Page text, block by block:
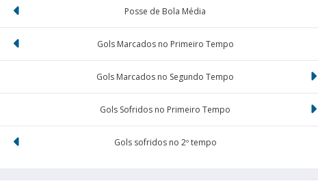
Posse de Bola Média
Gols Marcados no Primeiro Tempo
Gols Marcados no Segundo Tempo
Gols Sofridos no Primeiro Tempo
Gols sofridos no 2º tempo